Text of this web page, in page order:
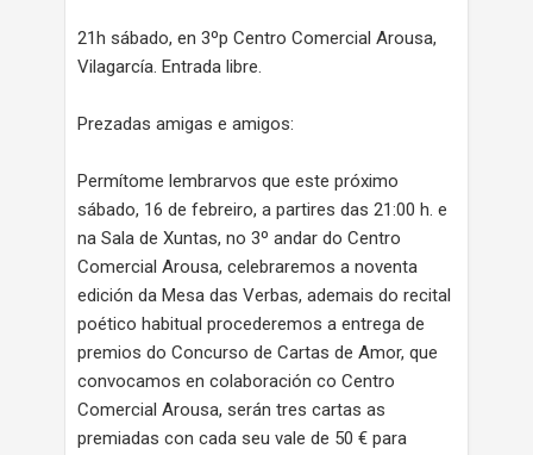
21h sábado, en 3ºp Centro Comercial Arousa,
Vilagarcía. Entrada libre.
Prezadas amigas e amigos:
Permítome lembrarvos que este próximo
sábado, 16 de febreiro, a partires das 21:00 h. e
na Sala de Xuntas, no 3º andar do Centro
Comercial Arousa, celebraremos a noventa
edición da Mesa das Verbas, ademais do recital
poético habitual procederemos a entrega de
premios do Concurso de Cartas de Amor, que
convocamos en colaboración co Centro
Comercial Arousa, serán tres cartas as
premiadas con cada seu vale de 50 € para